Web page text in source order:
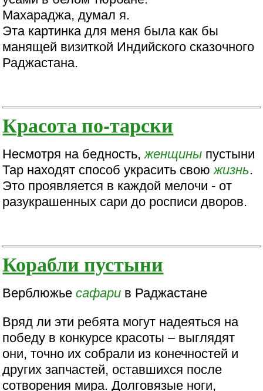
Махараджа, думал я.
Эта картинка для меня была как бы
манящей визиткой Индийского сказочного
Раджастана.
Красота по-тарски
Несмотря на бедность,женщины пустыни
Тар находят способ украсить своюжизнь.
Это проявляется в каждой мелочи - от
разукрашенных сари до росписи дворов.
Корабли пустыни
Верблюжьесафари в Раджастане
Вряд ли эти ребята могут надеяться на
победу в конкурсе красоты – выглядят
они, точно их собрали из конечностей и
других запчастей, оставшихся после
сотворения мира. Долговязые ноги,